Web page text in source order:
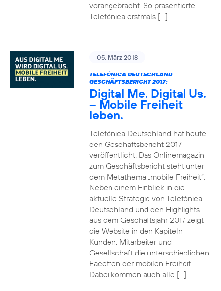
vorangebracht. So präsentierte
Telefónica erstmals […]
05. März 2018
TELEFÓNICA DEUTSCHLAND
GESCHÄFTSBERICHT 2017:
Digital Me. Digital Us.
– Mobile Freiheit
leben.
Telefónica Deutschland hat heute
den Geschäftsbericht 2017
veröffentlicht. Das Onlinemagazin
zum Geschäftsbericht steht unter
dem Metathema „mobile Freiheit“.
Neben einem Einblick in die
aktuelle Strategie von Telefónica
Deutschland und den Highlights
aus dem Geschäftsjahr 2017 zeigt
die Website in den Kapiteln
Kunden, Mitarbeiter und
Gesellschaft die unterschiedlichen
Facetten der mobilen Freiheit.
Dabei kommen auch alle […]